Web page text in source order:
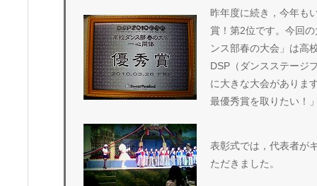
昨年度に続き，今年も
賞！第2位です。今回
ンス部春の大会」は高
DSP（ダンスステージ
に大きな大会がありま
最優秀賞を取りたい！
表彰式では，代表者が
ただきました。